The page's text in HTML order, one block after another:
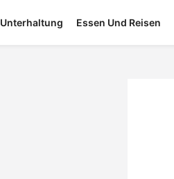
Unterhaltung Essen Und Reisen